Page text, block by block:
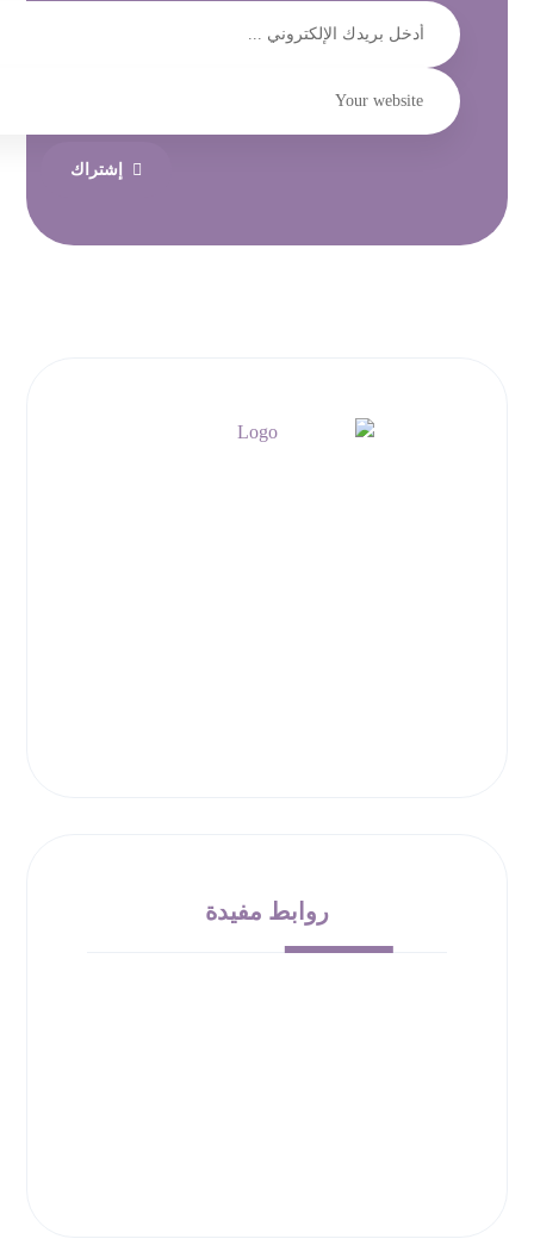
إشتراك
روابط مفيدة